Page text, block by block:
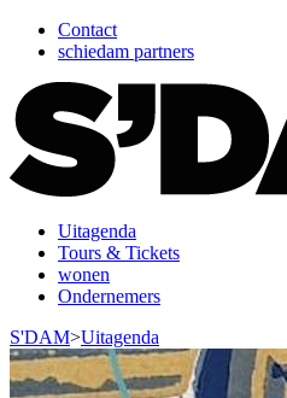
Contact
schiedam partners
Uitagenda
Tours & Tickets
wonen
Ondernemers
S'DAM>Uitagenda